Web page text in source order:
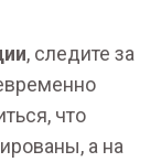
, следите за
что
а на